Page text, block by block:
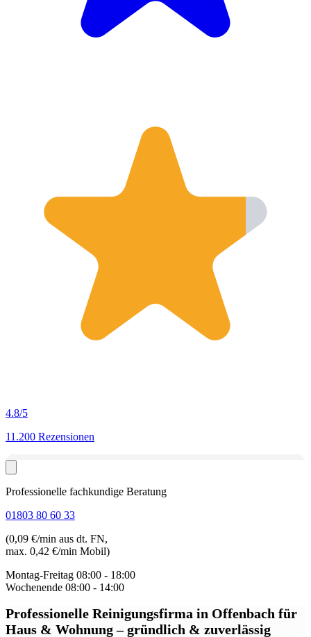
4.8/5
11.200 Rezensionen
Professionelle fachkundige Beratung
01803 80 60 33
(0,09 €/min aus dt. FN,
max. 0,42 €/min Mobil)
Montag-Freitag 08:00 - 18:00
Wochenende 08:00 - 14:00
Professionelle Reinigungsfirma in Offenbach für
Haus & Wohnung – gründlich & zuverlässig